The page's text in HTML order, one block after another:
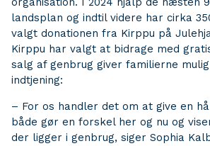
landsplan og indtil videre har cirka
valgt donationen fra Kirppu på
Kirppu har valgt at bidrage med
salg af genbrug giver familierne
indtjening:
– For os handler det om at give en
både gør en forskel her og nu og
der ligger i genbrug, siger Sophia